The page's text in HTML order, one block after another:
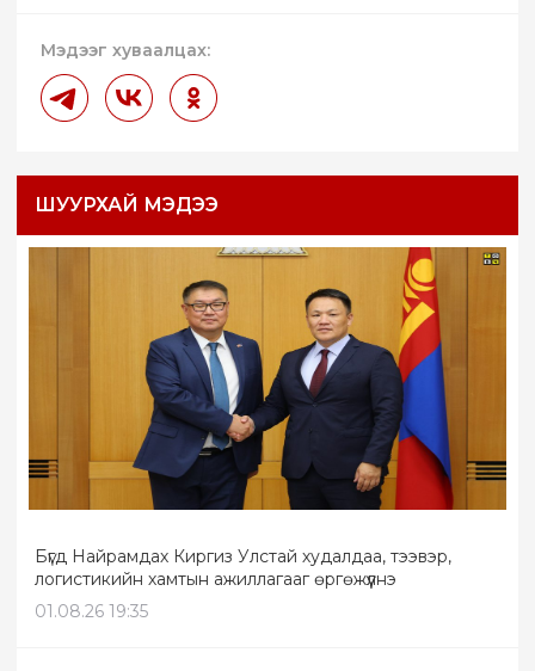
Мэдээг хуваалцах:
ШУУРХАЙ МЭДЭЭ
Бүгд Найрамдах Киргиз Улстай худалдаа, тээвэр,
логистикийн хамтын ажиллагааг өргөжүүлнэ
01.08.26 19:35